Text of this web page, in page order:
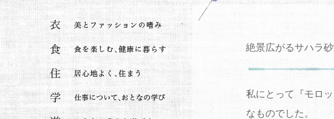
絶景広がるサハラ
私にとって『モロ
なものでした。